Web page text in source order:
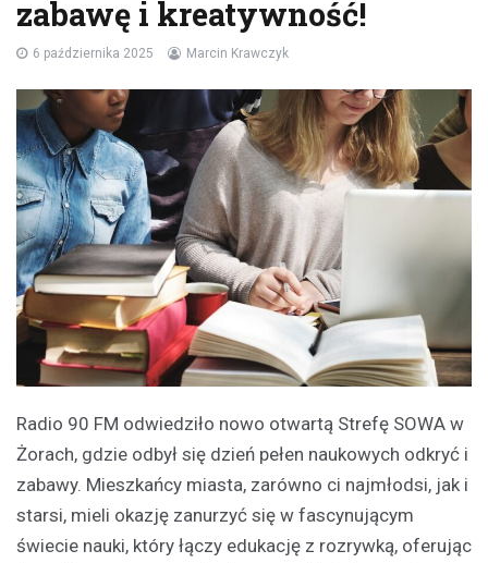
zabawę i kreatywność!
6 października 2025 Marcin Krawczyk
Radio 90 FM odwiedziło nowo otwartą Strefę SOWA w
Żorach, gdzie odbył się dzień pełen naukowych odkryć i
zabawy. Mieszkańcy miasta, zarówno ci najmłodsi, jak i
starsi, mieli okazję zanurzyć się w fascynującym
świecie nauki, który łączy edukację z rozrywką, oferując